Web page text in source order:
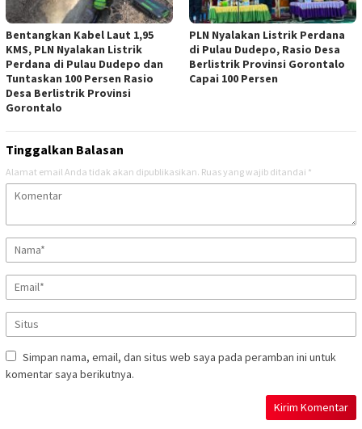
Bentangkan Kabel Laut 1,95
KMS, PLN Nyalakan Listrik
Perdana di Pulau Dudepo dan
Tuntaskan 100 Persen Rasio
Desa Berlistrik Provinsi
Gorontalo
PLN Nyalakan Listrik Perdana
di Pulau Dudepo, Rasio Desa
Berlistrik Provinsi Gorontalo
Capai 100 Persen
Tinggalkan Balasan
Alamat email Anda tidak akan dipublikasikan. Ruas yang wajib ditandai *
Simpan nama, email, dan situs web saya pada peramban ini untuk
komentar saya berikutnya.